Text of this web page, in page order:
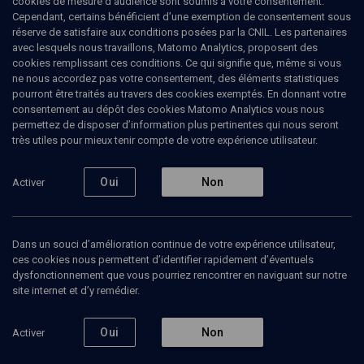
LIMOUD
Berechit (15/25)
Berechit : les deux noms de Dieu
David Saada, écrivain
PARACHA BERECHIT
Ajouter Partager Télécharger l’audio J’aime
Cependant, certains bénéficient d’une exemption de consentement sous
réserve de satisfaire aux conditions posées par la CNIL. Les partenaires
avec lesquels nous travaillons, Matomo Analytics, proposent des
cookies remplissant ces conditions. Ce qui signifie que, même si vous
ne nous accordez pas votre consentement, des éléments statistiques
pourront être traités au travers des cookies exemptés. En donnant votre
consentement au dépôt des cookies Matomo Analytics vous nous
permettez de disposer d’information plus pertinentes qui nous seront
très utiles pour mieux tenir compte de votre expérience utilisateur.
Activer Oui Non
Dans un souci d’amélioration continue de votre expérience utilisateur,
ces cookies nous permettent d’identifier rapidement d’éventuels
dysfonctionnement que vous pourriez rencontrer en naviguant sur notre
site internet et d’y remédier.
Activer Oui Non